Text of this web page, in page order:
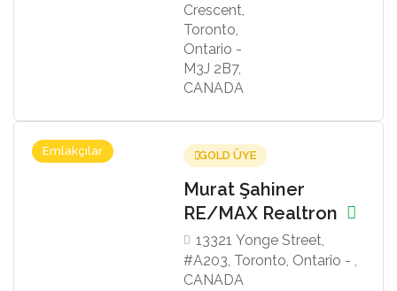
Crescent,
Toronto,
Ontario -
M3J 2B7,
CANADA
Emlakçılar GOLD ÜYE
Murat Şahiner
RE/MAX Realtron
13321 Yonge Street,
#A203, Toronto, Ontario - ,
CANADA